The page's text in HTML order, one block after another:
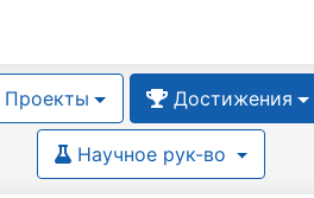
Проекты Достижения
Научное рук-во